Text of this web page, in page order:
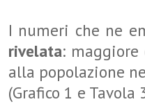
I numeri che ne
rivelata:
alla popolazione
(Grafico 1 e Tavola